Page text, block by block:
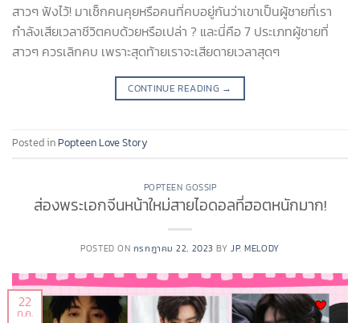
สาวๆ ฟังไว้! มาเช็กคนคุยหรือคนที่คบอยู่กันว่าเขาเป็นผู้ชายที่เรา
กำลังเสียเวลาชีวิตคบด้วยหรือเปล่า ? และนี่คือ 7 ประเภทผู้ชายที่
สาวๆ ควรเลิกคบ เพราะสุดท้ายเราจะเสียดายเวลาสุดๆ
CONTINUE READING →
Posted in Popteen Love Story
POPTEEN GOSSIP
ส่องพระเอกจีนหน้าใหม่สายไอดอลที่ฮอตหนักมาก!
POSTED ON กรกฎาคม 22, 2023 BYJP. MELODY
22
ก.ค.